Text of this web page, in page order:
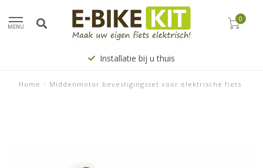
MENU
0
Installatie bij u thuis
Home / Middenmotor bevestigingsset voor elektrische fiets